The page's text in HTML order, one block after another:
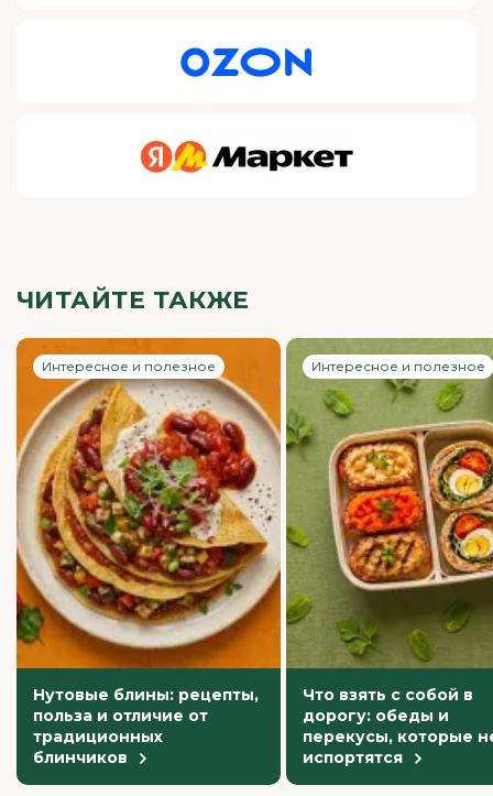
ЧИТАЙТЕ ТАКЖЕ
Интересное и полезное
Нутовые блины: рецепты,
польза и отличие от
традиционных
блинчиков
Интересное и полезное
Что взять с собой в
дорогу: обеды и
перекусы, которые
испортятся